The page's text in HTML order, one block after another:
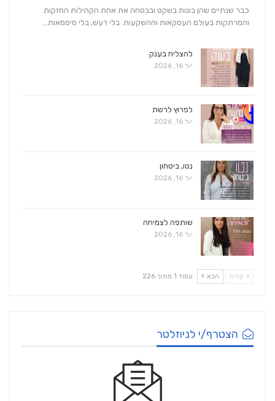
כבר שנתיים שהן בונות בשקט ובבטחה את אחת הקהילות החזקות
והמרתקות בעולם העסקאות וההשקעות. בלי רעש, בלי סיסמאות…
להצליח בענק
יול 16, 2026
לפרוץ לרשת
יול 16, 2026
נטו, ביטחון
יול 16, 2026
שותפה לצמיחה
יול 16, 2026
קודם הבא עמוד 1 מתוך 226
הצטרף/י לניוזלטר